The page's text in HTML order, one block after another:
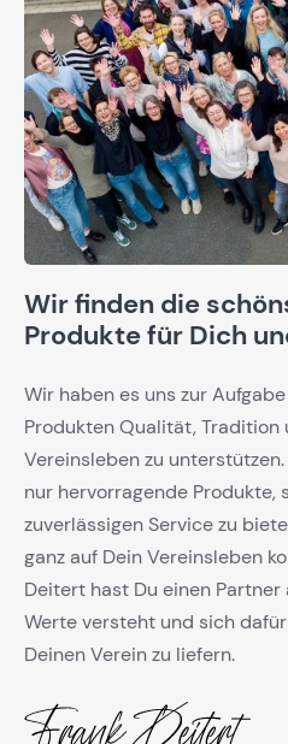
Wir finden die
Produkte für Dich
Wir haben es uns zur
Produkten Qualität,
Vereinsleben zu
nur hervorragende Produkte,
zuverlässigen Service zu
ganz auf Dein Vereinsleben
Deitert hast Du einen Partner
Werte versteht und sich
Deinen Verein zu liefern.